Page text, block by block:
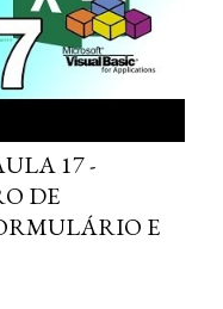
17 -
DE
E